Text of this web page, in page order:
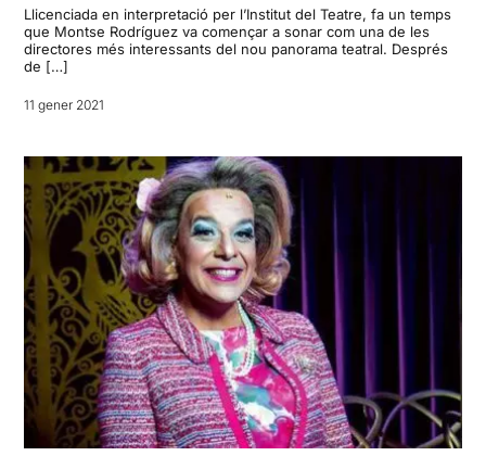
Llicenciada en interpretació per l’Institut del Teatre, fa un temps
que Montse Rodríguez va començar a sonar com una de les
directores més interessants del nou panorama teatral. Després
de […]
11 gener 2021